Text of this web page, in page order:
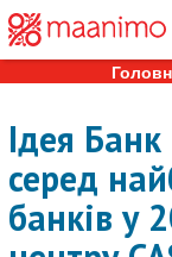
Ідея
серед
банків у